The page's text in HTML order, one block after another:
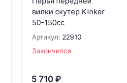
вилки скутер Kinker
50-150сс
Артикул: 22910
Закончился
5 710 ₽